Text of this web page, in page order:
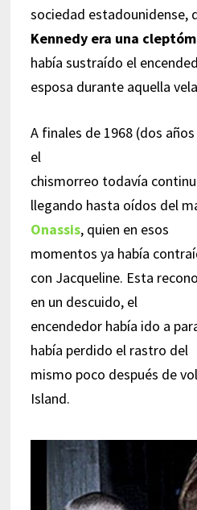
sociedad estadounidense,
Kennedy era una
había sustraído el
esposa durante aquella
A finales de 1968 (dos
el
chismorreo todavía
llegando hasta oídos del
Onassis, quien en esos
momentos ya había
con Jacqueline. Esta
en un descuido, el
encendedor había ido a
había perdido el rastro del
mismo poco después de
Island.